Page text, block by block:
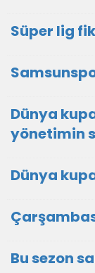
Süper lig
Dünya
yönetimin
Dünya
Bu sezon